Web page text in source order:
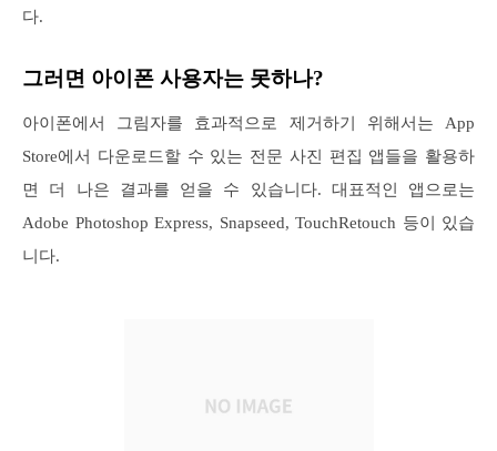
다.
그러면 아이폰 사용자는 못하나?
아이폰에서 그림자를 효과적으로 제거하기 위해서는 App
Store에서 다운로드할 수 있는 전문 사진 편집 앱들을 활용하
면 더 나은 결과를 얻을 수 있습니다. 대표적인 앱으로는
Adobe Photoshop Express, Snapseed, TouchRetouch 등이 있습
니다.